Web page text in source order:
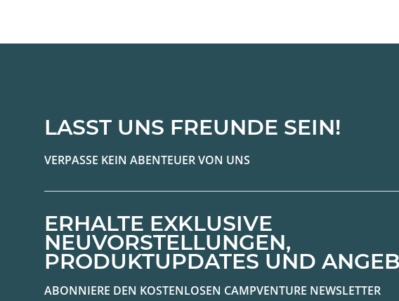
LASST UNS FREUNDE SEIN!
VERPASSE KEIN ABENTEUER VON UNS
ERHALTE EXKLUSIVE
NEUVORSTELLUNGEN,
PRODUKTUPDATES UND
ABONNIERE DEN KOSTENLOSEN CAMPVENTURE NEWSLETTER